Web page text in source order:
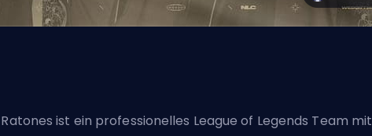
Ratones ist ein professionelles League of Legends Team mit